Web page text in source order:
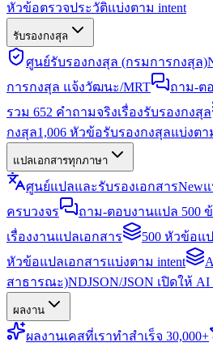
หัวข้อตรวจประวัติแบ่งตาม intent
รับรองกงสุล
ศูนย์รับรองกงสุล (กรมการกงสุล)
การกงสุล แจ้งวัฒนะ/MRT
ถาม-ต
รวม 652 คำถามจริงเรื่องรับรองกงสุล
กงสุล1,006 หัวข้อรับรองกงสุลแบ่งตา
แปลเอกสารทุกภาษา
ศูนย์แปลและรับรองเอกสารNew
ครบวงจร
ถาม-ตอบงานแปล 500
เรื่องงานแปลเอกสาร
500 หัวข้อแ
หัวข้อแปลเอกสารแบ่งตาม intent
สาธารณะ)NDJSON/JSON เปิดให้
ผลงาน
ผลงานเคสที่เราทำสำเร็จ 30,000+